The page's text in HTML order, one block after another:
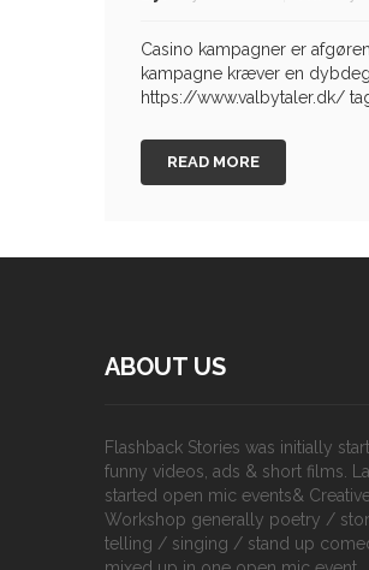
Casino kampagner er
kampagne kræver en
https://www.valbytaler.dk/
READ MORE
ABOUT US
Flashback Stories was initially
funny videos, ads & short films.
started open mic events&
Workshop generally poetry /
telling / singing / stand up